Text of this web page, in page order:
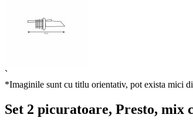
`
*Imaginile sunt cu titlu orientativ, pot exista mici
Set 2 picuratoare, Presto, mix